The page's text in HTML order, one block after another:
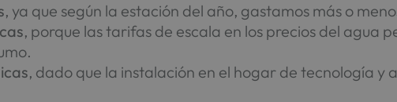
, ya que según la estación del año, gastamos más o
, porque las tarifas de escala en los precios del agua
, dado que la instalación en el hogar de tecnología